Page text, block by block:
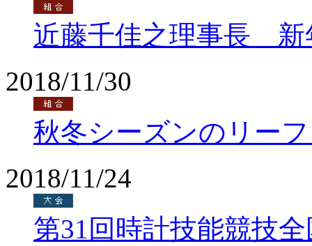
近藤千佳之理事長 新
2018/11/30
秋冬シーズンのリー
2018/11/24
第31回時計技能競技